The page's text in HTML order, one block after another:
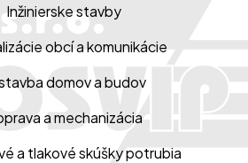
Inžinierske stavby
obcí a komunikácie
domov a budov
a mechanizácia
a tlakové skúšky potrubia